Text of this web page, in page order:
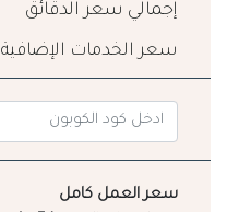
إجمالي سعر الدقائق
سعر الخدمات الإضافية
سعر العمل كامل